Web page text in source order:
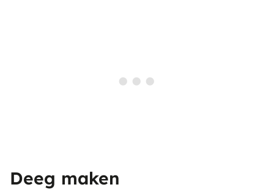
Deeg maken